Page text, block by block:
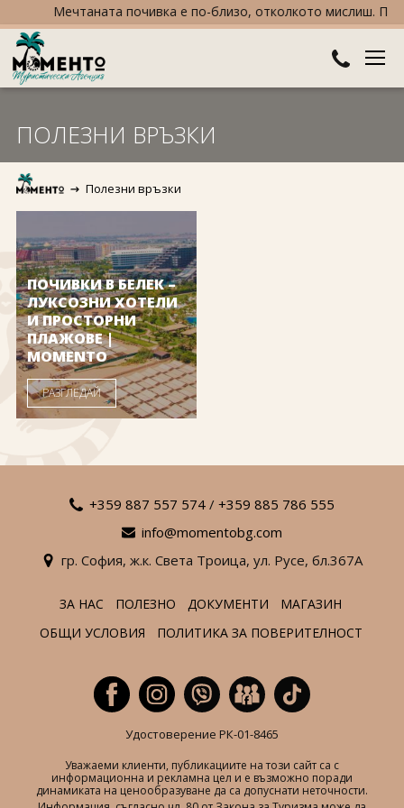
Мечтаната почивка е по-близо, отколкото мислиш.
Азия
Африка
Европа
Северна Америка
Южна Америка
ХОТЕЛИ
Хотели в България
Хотели в Гърция
Хотели в Турция
КРУИЗИ
ТУРЦИЯ
ПРАЗНИЦИ
Великден
Коледа
Нова година
ПОЛЕЗНО
КОНТАКТИ
За нас
Общи условия
Политика за
ЗАПИТВАНЕ
ПОЛЕЗНИ ВРЪЗКИ
Полезни връзки
ПОЧИВКИ В БЕЛЕК –
ЛУКСОЗНИ ХОТЕЛИ
И ПРОСТОРНИ
ПЛАЖОВЕ |
MOMENTO
РАЗГЛЕДАЙ
+359 887 557 574 / +359 885 786 555
info@momentobg.com
гр. София, ж.к. Света Троица, ул. Русе, бл.367А
ЗА НАС ПОЛЕЗНО ДОКУМЕНТИ
МАГАЗИН
ОБЩИ УСЛОВИЯ
ПОЛИТИКА ЗА ПОВЕРИТЕЛНОСТ
Удостоверение РК-01-8465
Уважаеми клиенти, публикациите на този сайт са с
информационна и рекламна цел и е възможно поради
динамиката на ценообразуване да са допуснати неточности.